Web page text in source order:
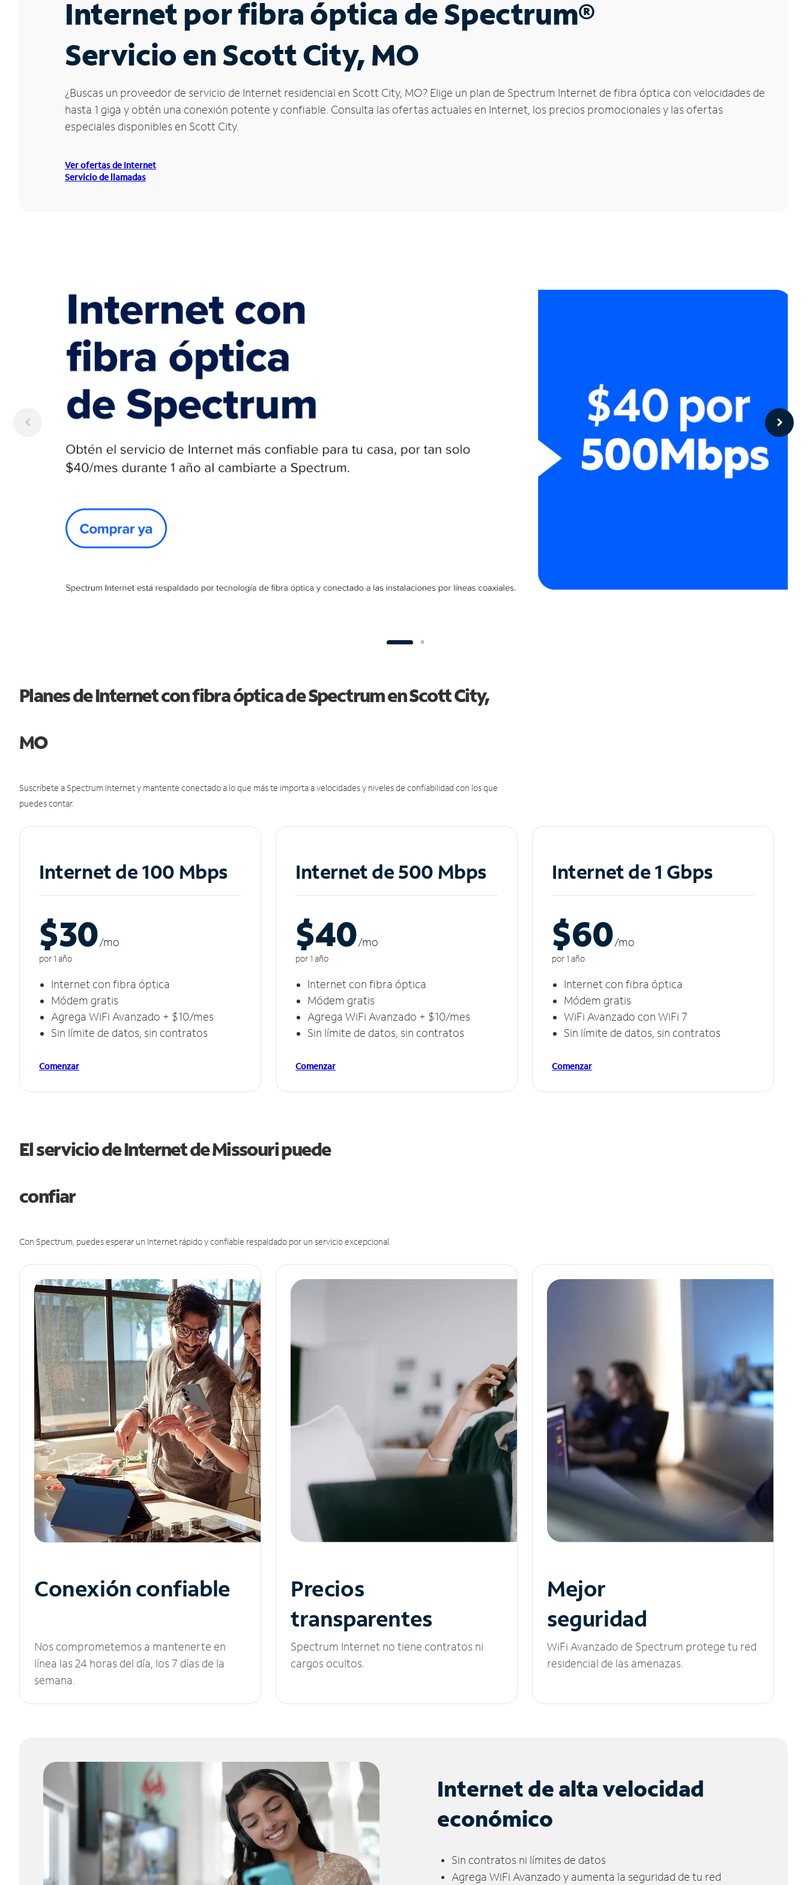
Internet por fibra óptica de Spectrum®
Servicio en Scott City, MO
¿Buscas un proveedor de servicio de Internet residencial en Scott City, MO? Elige un plan de Spectrum Internet de fibra óptica con velocidades de
hasta 1 giga y obtén una conexión potente y confiable. Consulta las ofertas actuales en Internet, los precios promocionales y las ofertas
especiales disponibles en Scott City.
Ver ofertas de Internet
Servicio de llamadas
Planes de Internet con fibra óptica de Spectrum en Scott City,
MO
Suscríbete a Spectrum Internet y mantente conectado a lo que más te importa a velocidades y niveles de confiabilidad con los que
puedes contar.
Internet de 100 Mbps
$30/mo
por 1 año
Internet con fibra óptica
Módem gratis
Agrega WiFi Avanzado + $10/mes
Sin límite de datos, sin contratos
Comenzar
Internet de 500 Mbps
$40/mo
por 1 año
Internet con fibra óptica
Módem gratis
Agrega WiFi Avanzado + $10/mes
Sin límite de datos, sin contratos
Comenzar
Internet de 1 Gbps
$60/mo
por 1 año
Internet con fibra óptica
Módem gratis
WiFi Avanzado con WiFi 7
Sin límite de datos, sin contratos
Comenzar
El servicio de Internet de Missouri puede
confiar
Con Spectrum, puedes esperar un Internet rápido y confiable respaldado por un servicio excepcional.
Conexión confiable
Nos comprometemos a mantenerte en
línea las 24 horas del día, los 7 días de la
semana.
Precios
transparentes
Spectrum Internet no tiene contratos ni
cargos ocultos.
Mejor
seguridad
WiFi Avanzado de Spectrum protege tu red
residencial de las amenazas.
Internet de alta velocidad
económico
Sin contratos ni límites de datos
Agrega WiFi Avanzado y aumenta la seguridad de tu red